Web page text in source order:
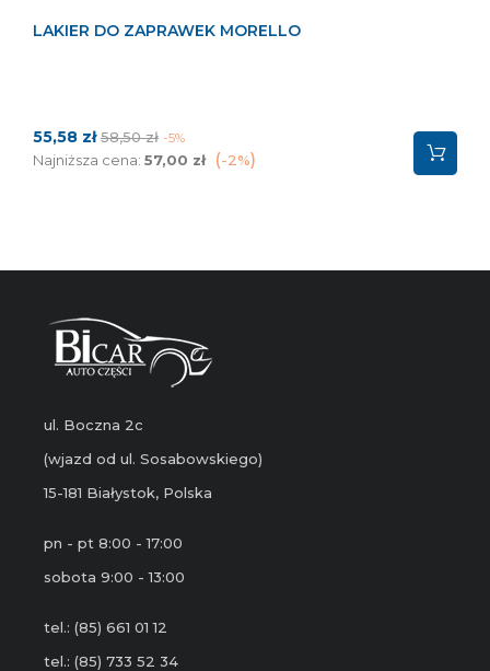
LAKIER DO ZAPRAWEK MORELLO
Cena
55,58 zł Cena
podstawowa
58,50 zł -5%
Najniższa cena: 57,00 zł -2%
ul. Boczna 2c
(wjazd od ul. Sosabowskiego)
15-181 Białystok, Polska
pn - pt 8:00 - 17:00
sobota 9:00 - 13:00
tel.: (85) 661 01 12
tel.: (85) 733 52 34